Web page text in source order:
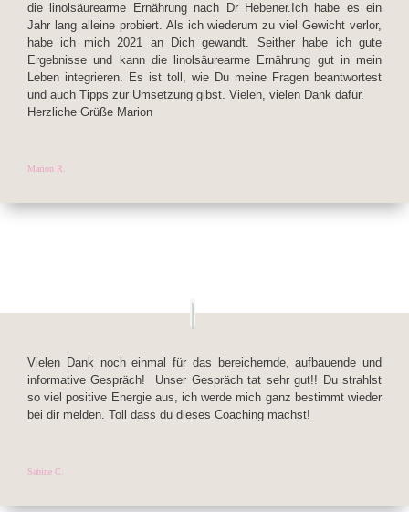
die linolsäurearme Ernährung nach Dr Hebener.Ich habe es ein
Jahr lang alleine probiert. Als ich wiederum zu viel Gewicht verlor,
habe ich mich 2021 an Dich gewandt. Seither habe ich gute
Ergebnisse und kann die linolsäurearme Ernährung gut in mein
Leben integrieren. Es ist toll, wie Du meine Fragen beantwortest
und auch Tipps zur Umsetzung gibst. Vielen, vielen Dank dafür.
Herzliche Grüße Marion
Marion R.
Vielen Dank noch einmal für das bereichernde, aufbauende und
informative Gespräch! Unser Gespräch tat sehr gut!! Du strahlst
so viel positive Energie aus, ich werde mich ganz bestimmt wieder
bei dir melden. Toll dass du dieses Coaching machst!
Sabine C.